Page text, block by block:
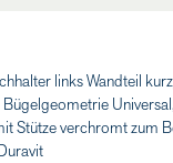
links Wandteil
Universal,
Stütze verchromt zum